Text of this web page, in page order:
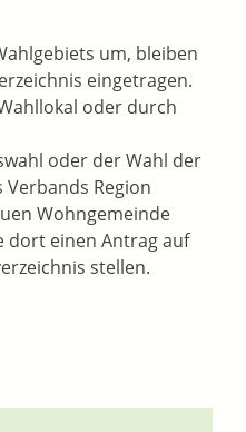
um, bleiben
eingetragen.
oder durch
oder der Wahl der
Region
Wohngemeinde
dort einen Antrag auf
stellen.